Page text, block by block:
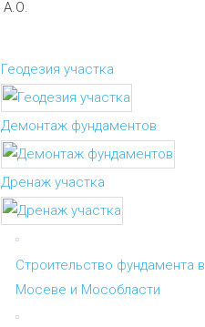
А.О.
Геодезия участка
Демонтаж фундаментов
Дренаж участка
Строительство фундамента в
Мосеве и Мособласти